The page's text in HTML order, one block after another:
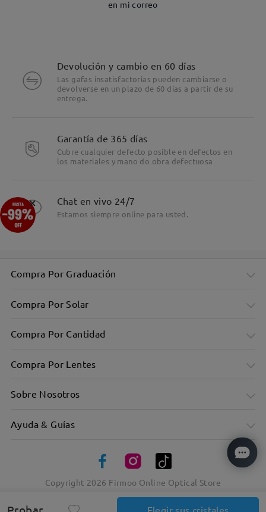
Detalles
Elegancia atemporal en atrevidos marcos cuadrados
en mi correo
Devolución y cambio en 60 días
Las gafas insatisfactorias pueden cambiarse o
devolverse en un plazo de 60 días a partir de su
entrega.
Garantía de 365 días
Cubre cualquier defecto posible en defectos en
los materiales y mano do obra defectuosa
Chat en vivo 24/7
Estamos siempre online para usted.
Compra Por Graduación
Compra Por Solar
Compra Por Cantidad
Compra Por Lentes
Sobre Nosotros
Ayuda & Guías
Copyright 2026 Firmoo Online Optical Store
×